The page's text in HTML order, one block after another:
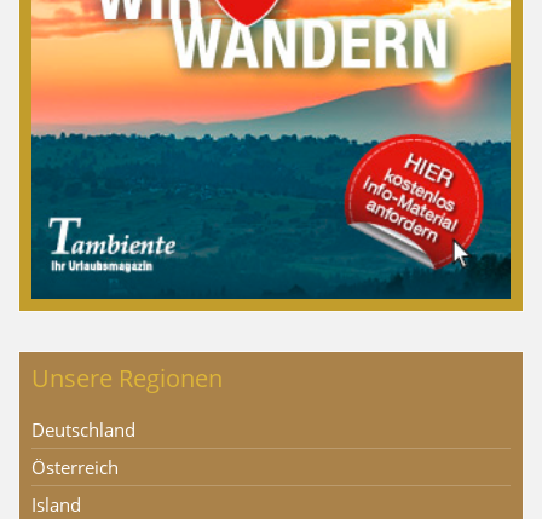
Unsere Regionen
Deutschland
Österreich
Island